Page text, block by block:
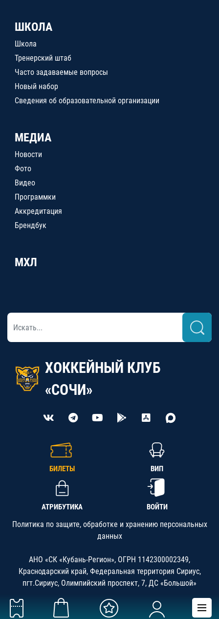
ШКОЛА
Школа
Тренерский штаб
Часто задаваемые вопросы
Новый набор
Сведения об образовательной организации
МЕДИА
Новости
Фото
Видео
Программки
Аккредитация
Брендбук
МХЛ
ХОККЕЙНЫЙ КЛУБ
«СОЧИ»
БИЛЕТЫ ВИП
АТРИБУТИКА ВОЙТИ
Политика по защите, обработке и хранению персональных
данных
АНО «СК «Кубань-Регион», ОГРН 1142300002349,
Краснодарский край, Федеральная территория Сириус,
пгт.Сириус, Олимпийский проспект, 7, ДС «Большой»